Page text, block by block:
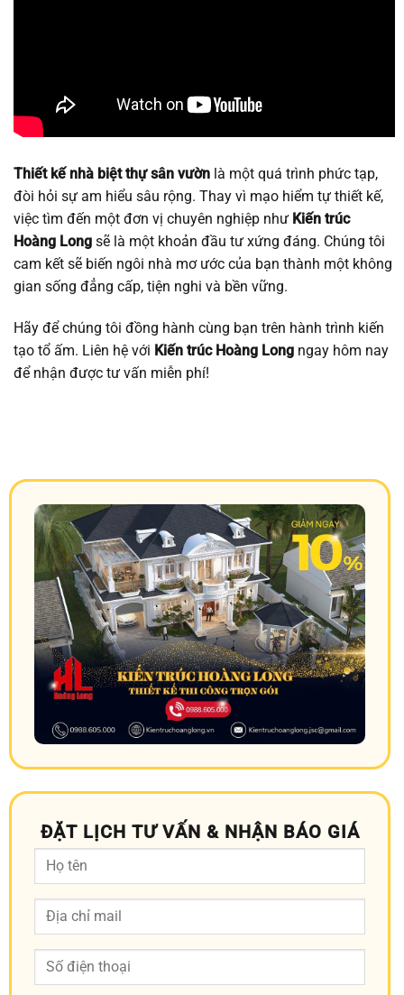
Thiết kế nhà biệt thự sân vườn là một quá trình phức tạp,
đòi hỏi sự am hiểu sâu rộng. Thay vì mạo hiểm tự thiết kế,
việc tìm đến một đơn vị chuyên nghiệp như Kiến trúc
Hoàng Long sẽ là một khoản đầu tư xứng đáng. Chúng tôi
cam kết sẽ biến ngôi nhà mơ ước của bạn thành một không
gian sống đẳng cấp, tiện nghi và bền vững.
Hãy để chúng tôi đồng hành cùng bạn trên hành trình kiến
tạo tổ ấm. Liên hệ với Kiến trúc Hoàng Long ngay hôm nay
để nhận được tư vấn miễn phí!
ĐẶT LỊCH TƯ VẤN & NHẬN BÁO GIÁ